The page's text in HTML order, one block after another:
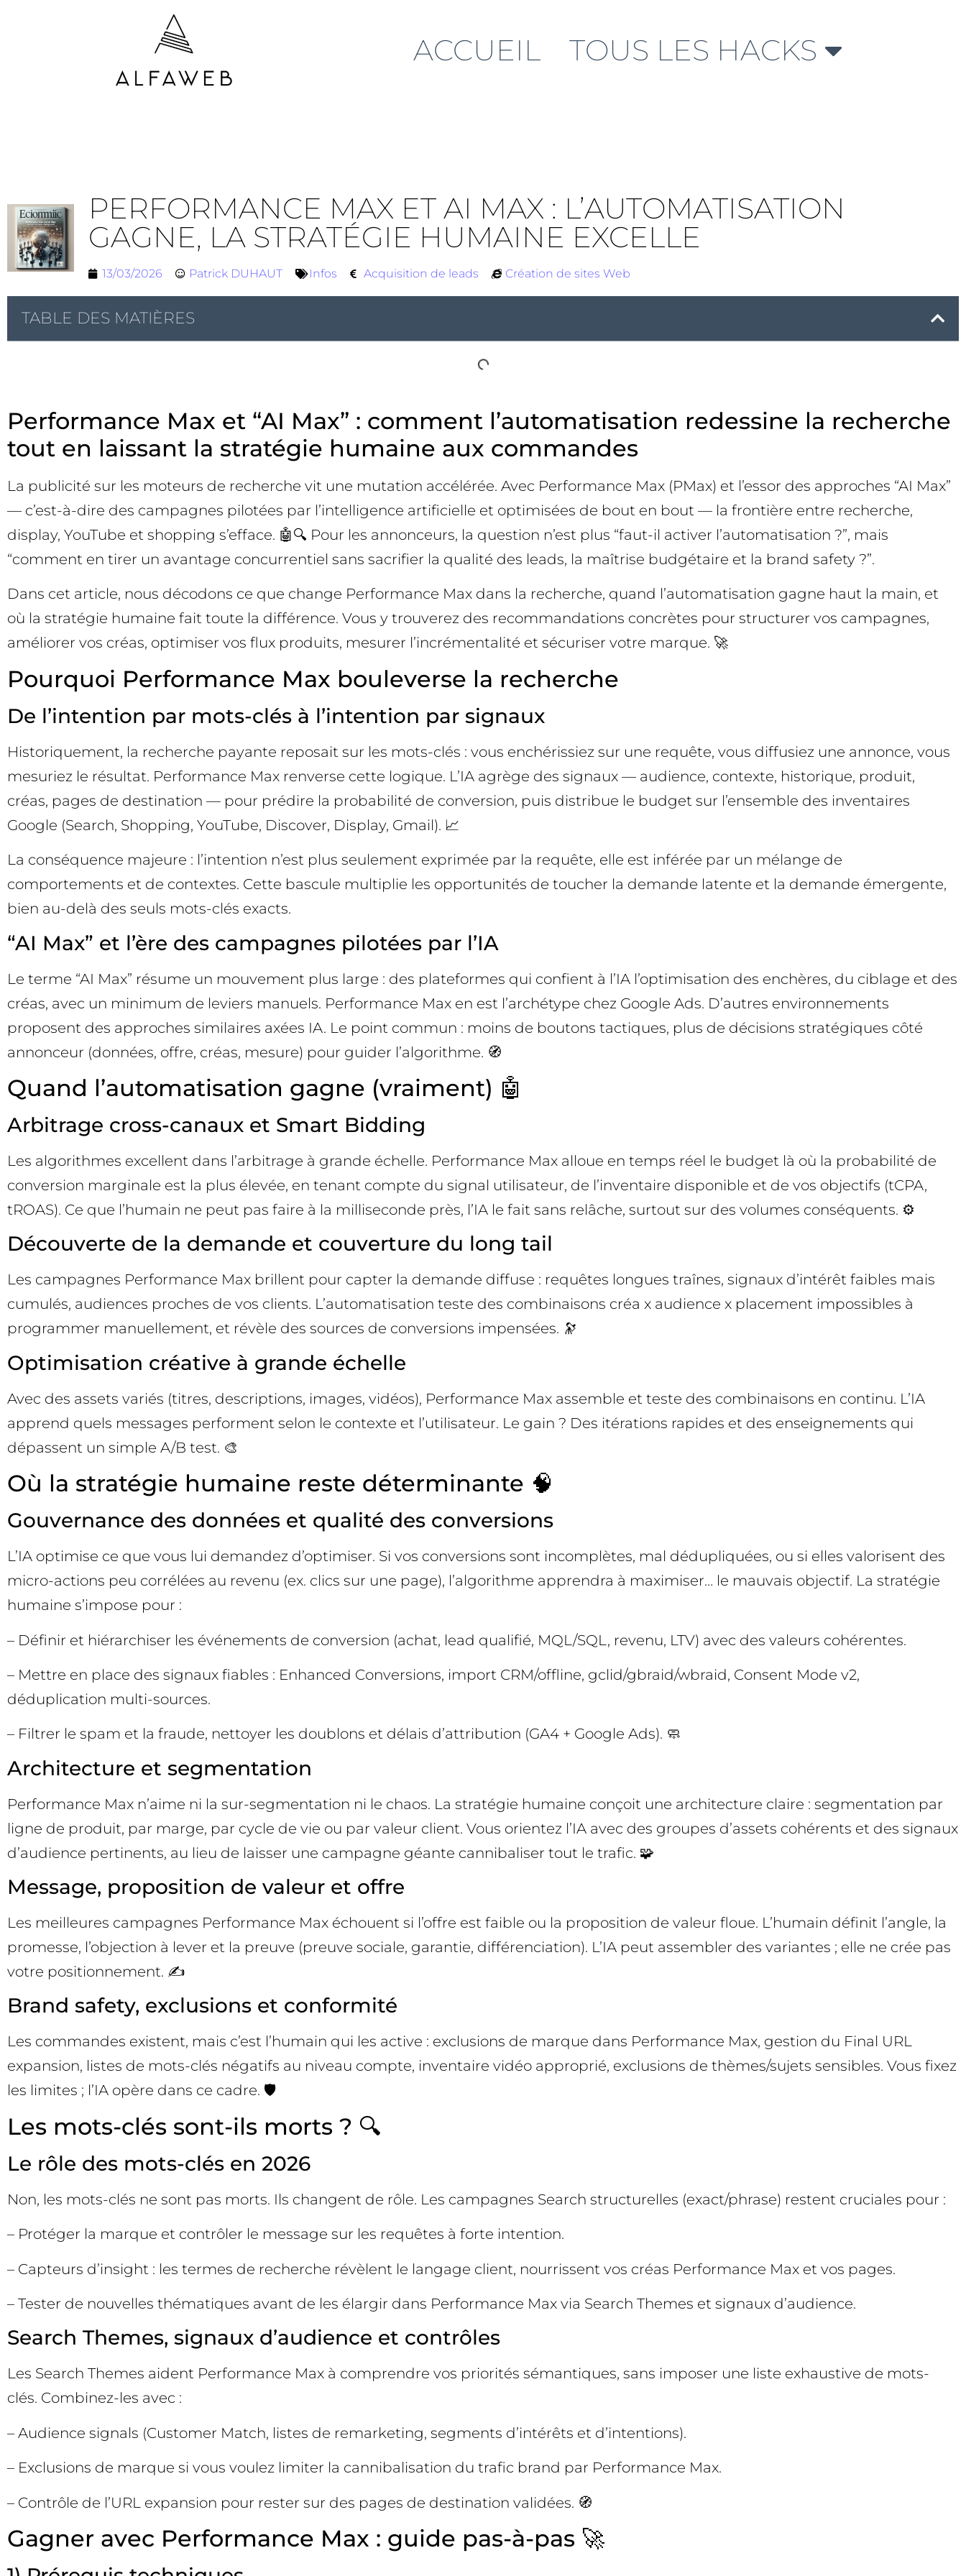
ACCUEIL TOUS LES HACKS
PERFORMANCE MAX ET AI MAX : L’AUTOMATISATION
GAGNE, LA STRATÉGIE HUMAINE EXCELLE
13/03/2026 Patrick DUHAUT Infos Acquisition de leads Création de sites Web
TABLE DES MATIÈRES
Performance Max et “AI Max” : comment l’automatisation redessine la recherche
tout en laissant la stratégie humaine aux commandes
La publicité sur les moteurs de recherche vit une mutation accélérée. Avec Performance Max (PMax) et l’essor des approches “AI Max”
— c’est-à-dire des campagnes pilotées par l’intelligence artificielle et optimisées de bout en bout — la frontière entre recherche,
display, YouTube et shopping s’efface. 🤖🔍 Pour les annonceurs, la question n’est plus “faut-il activer l’automatisation ?”, mais
“comment en tirer un avantage concurrentiel sans sacrifier la qualité des leads, la maîtrise budgétaire et la brand safety ?”.
Dans cet article, nous décodons ce que change Performance Max dans la recherche, quand l’automatisation gagne haut la main, et
où la stratégie humaine fait toute la différence. Vous y trouverez des recommandations concrètes pour structurer vos campagnes,
améliorer vos créas, optimiser vos flux produits, mesurer l’incrémentalité et sécuriser votre marque. 🚀
Pourquoi Performance Max bouleverse la recherche
De l’intention par mots-clés à l’intention par signaux
Historiquement, la recherche payante reposait sur les mots-clés : vous enchérissiez sur une requête, vous diffusiez une annonce, vous
mesuriez le résultat. Performance Max renverse cette logique. L’IA agrège des signaux — audience, contexte, historique, produit,
créas, pages de destination — pour prédire la probabilité de conversion, puis distribue le budget sur l’ensemble des inventaires
Google (Search, Shopping, YouTube, Discover, Display, Gmail). 📈
La conséquence majeure : l’intention n’est plus seulement exprimée par la requête, elle est inférée par un mélange de
comportements et de contextes. Cette bascule multiplie les opportunités de toucher la demande latente et la demande émergente,
bien au-delà des seuls mots-clés exacts.
“AI Max” et l’ère des campagnes pilotées par l’IA
Le terme “AI Max” résume un mouvement plus large : des plateformes qui confient à l’IA l’optimisation des enchères, du ciblage et des
créas, avec un minimum de leviers manuels. Performance Max en est l’archétype chez Google Ads. D’autres environnements
proposent des approches similaires axées IA. Le point commun : moins de boutons tactiques, plus de décisions stratégiques côté
annonceur (données, offre, créas, mesure) pour guider l’algorithme. 🧭
Quand l’automatisation gagne (vraiment) 🤖
Arbitrage cross-canaux et Smart Bidding
Les algorithmes excellent dans l’arbitrage à grande échelle. Performance Max alloue en temps réel le budget là où la probabilité de
conversion marginale est la plus élevée, en tenant compte du signal utilisateur, de l’inventaire disponible et de vos objectifs (tCPA,
tROAS). Ce que l’humain ne peut pas faire à la milliseconde près, l’IA le fait sans relâche, surtout sur des volumes conséquents. ⚙️
Découverte de la demande et couverture du long tail
Les campagnes Performance Max brillent pour capter la demande diffuse : requêtes longues traînes, signaux d’intérêt faibles mais
cumulés, audiences proches de vos clients. L’automatisation teste des combinaisons créa x audience x placement impossibles à
programmer manuellement, et révèle des sources de conversions impensées. 🔭
Optimisation créative à grande échelle
Avec des assets variés (titres, descriptions, images, vidéos), Performance Max assemble et teste des combinaisons en continu. L’IA
apprend quels messages performent selon le contexte et l’utilisateur. Le gain ? Des itérations rapides et des enseignements qui
dépassent un simple A/B test. 🎨
Où la stratégie humaine reste déterminante 🧠
Gouvernance des données et qualité des conversions
L’IA optimise ce que vous lui demandez d’optimiser. Si vos conversions sont incomplètes, mal dédupliquées, ou si elles valorisent des
micro-actions peu corrélées au revenu (ex. clics sur une page), l’algorithme apprendra à maximiser… le mauvais objectif. La stratégie
humaine s’impose pour :
– Définir et hiérarchiser les événements de conversion (achat, lead qualifié, MQL/SQL, revenu, LTV) avec des valeurs cohérentes.
– Mettre en place des signaux fiables : Enhanced Conversions, import CRM/offline, gclid/gbraid/wbraid, Consent Mode v2,
déduplication multi-sources.
– Filtrer le spam et la fraude, nettoyer les doublons et délais d’attribution (GA4 + Google Ads). 🧼
Architecture et segmentation
Performance Max n’aime ni la sur-segmentation ni le chaos. La stratégie humaine conçoit une architecture claire : segmentation par
ligne de produit, par marge, par cycle de vie ou par valeur client. Vous orientez l’IA avec des groupes d’assets cohérents et des signaux
d’audience pertinents, au lieu de laisser une campagne géante cannibaliser tout le trafic. 🧩
Message, proposition de valeur et offre
Les meilleures campagnes Performance Max échouent si l’offre est faible ou la proposition de valeur floue. L’humain définit l’angle, la
promesse, l’objection à lever et la preuve (preuve sociale, garantie, différenciation). L’IA peut assembler des variantes ; elle ne crée pas
votre positionnement. ✍️
Brand safety, exclusions et conformité
Les commandes existent, mais c’est l’humain qui les active : exclusions de marque dans Performance Max, gestion du Final URL
expansion, listes de mots-clés négatifs au niveau compte, inventaire vidéo approprié, exclusions de thèmes/sujets sensibles. Vous fixez
les limites ; l’IA opère dans ce cadre. 🛡️
Les mots-clés sont-ils morts ? 🔍
Le rôle des mots-clés en 2026
Non, les mots-clés ne sont pas morts. Ils changent de rôle. Les campagnes Search structurelles (exact/phrase) restent cruciales pour :
– Protéger la marque et contrôler le message sur les requêtes à forte intention.
– Capteurs d’insight : les termes de recherche révèlent le langage client, nourrissent vos créas Performance Max et vos pages.
– Tester de nouvelles thématiques avant de les élargir dans Performance Max via Search Themes et signaux d’audience.
Search Themes, signaux d’audience et contrôles
Les Search Themes aident Performance Max à comprendre vos priorités sémantiques, sans imposer une liste exhaustive de mots-
clés. Combinez-les avec :
– Audience signals (Customer Match, listes de remarketing, segments d’intérêts et d’intentions).
– Exclusions de marque si vous voulez limiter la cannibalisation du trafic brand par Performance Max.
– Contrôle de l’URL expansion pour rester sur des pages de destination validées. 🧭
Gagner avec Performance Max : guide pas-à-pas 🚀